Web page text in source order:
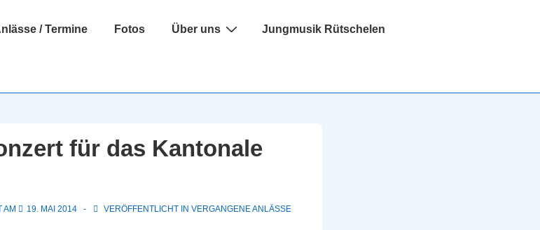
/ Termine Fotos Über uns Jungmusik Rütschelen
für das Kantonale
AM 19. MAI 2014 VERÖFFENTLICHT IN VERGANGENE ANLÄSSE